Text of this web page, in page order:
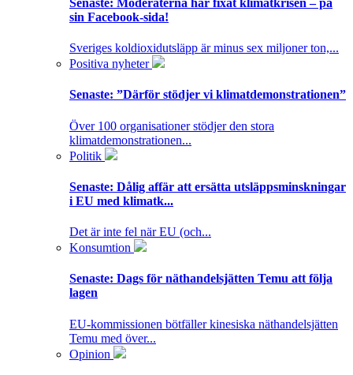
sin Facebook-sida!
Sveriges koldioxidutsläpp är minus sex miljoner ton,...
Positiva nyheter
Senaste: ”Därför stödjer vi klimatdemonstrationen”
Över 100 organisationer stödjer den stora
klimatdemonstrationen...
Politik
Senaste: Dålig affär att ersätta utsläppsminskningar
i EU med klimatk...
Det är inte fel när EU (och...
Konsumtion
Senaste: Dags för näthandelsjätten Temu att följa
lagen
EU-kommissionen bötfäller kinesiska näthandelsjätten
Temu med över...
Opinion